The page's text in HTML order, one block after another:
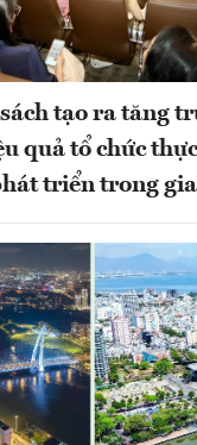
tạo ra tăng
quả tổ chức
triển trong